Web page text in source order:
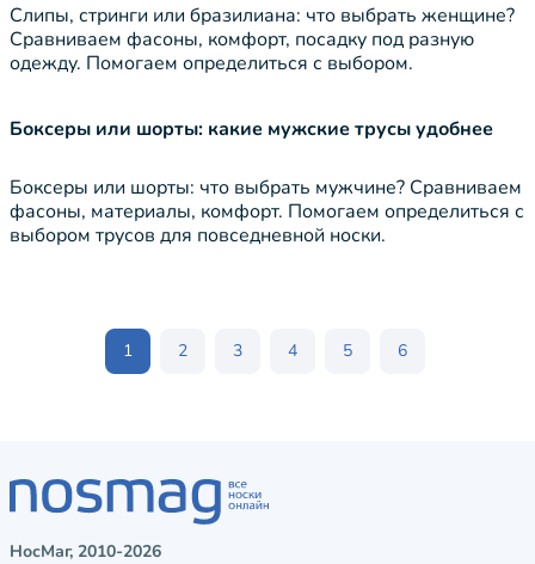
Слипы, стринги или бразилиана: что выбрать женщине?
Сравниваем фасоны, комфорт, посадку под разную
одежду. Помогаем определиться с выбором.
Боксеры или шорты: какие мужские трусы удобнее
Боксеры или шорты: что выбрать мужчине? Сравниваем
фасоны, материалы, комфорт. Помогаем определиться с
выбором трусов для повседневной носки.
1 2 3 4 5 6
НосМаг, 2010-2026